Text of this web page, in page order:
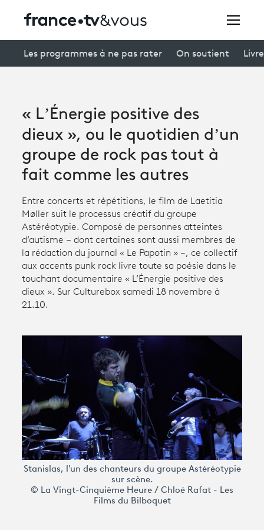
Avantages fidélité
Creators
Participer et assister à une émission
À votre écoute
Productions et innovation
Programme tv
Les programmes à ne pas rater On soutient
« L’Énergie positive des
dieux », ou le quotidien d’un
groupe de rock pas tout à
fait comme les autres
Entre concerts et répétitions, le film de Laetitia
Møller suit le processus créatif du groupe
Astéréotypie. Composé de personnes atteintes
d’autisme – dont certaines sont aussi membres de
la rédaction du journal « Le Papotin » –, ce collectif
aux accents punk rock livre toute sa poésie dans le
touchant documentaire « L’Énergie positive des
dieux ». Sur Culturebox samedi 18 novembre à
21.10.
Stanislas, l'un des chanteurs du groupe Astéréotypie
sur scène.
© La Vingt-Cinquième Heure / Chloé Rafat - Les
Films du Bilboquet